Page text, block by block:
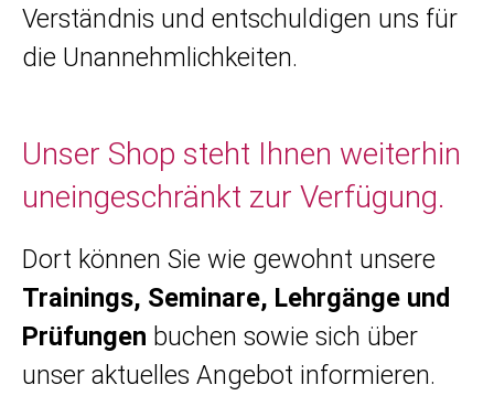
Verständnis und entschuldigen uns für
die Unannehmlichkeiten.
Unser Shop steht Ihnen weiterhin
uneingeschränkt zur Verfügung.
Dort können Sie wie gewohnt unsere
Trainings, Seminare, Lehrgänge und
Prüfungen buchen sowie sich über
unser aktuelles Angebot informieren.